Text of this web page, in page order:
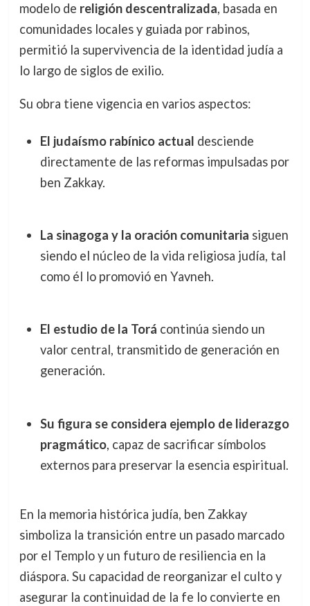
modelo de religión descentralizada, basada en
comunidades locales y guiada por rabinos,
permitió la supervivencia de la identidad judía a
lo largo de siglos de exilio.
Su obra tiene vigencia en varios aspectos:
El judaísmo rabínico actual desciende
directamente de las reformas impulsadas por
ben Zakkay.
La sinagoga y la oración comunitaria siguen
siendo el núcleo de la vida religiosa judía, tal
como él lo promovió en Yavneh.
El estudio de la Torá continúa siendo un
valor central, transmitido de generación en
generación.
Su figura se considera ejemplo de liderazgo
pragmático, capaz de sacrificar símbolos
externos para preservar la esencia espiritual.
En la memoria histórica judía, ben Zakkay
simboliza la transición entre un pasado marcado
por el Templo y un futuro de resiliencia en la
diáspora. Su capacidad de reorganizar el culto y
asegurar la continuidad de la fe lo convierte en